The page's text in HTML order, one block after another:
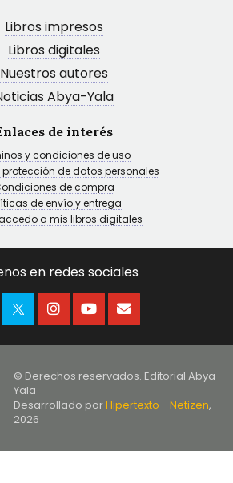
Libros impresos
Libros digitales
Nuestros autores
Abya-Yala
de interés
y condiciones de uso
protección de datos personales
de compra
de envío y entrega
a mis libros digitales
en redes sociales
© Derechos reservados. Editorial Abya
Yala
Desarrollado porHipertexto - Netizen,
2026